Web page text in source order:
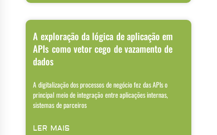
A exploração da lógica de aplicação em
APIs como vetor cego de vazamento de
dados
A digitalização dos processos de negócio fez das APIs o
principal meio de integração entre aplicações internas,
sistemas de parceiros
LER MAIS